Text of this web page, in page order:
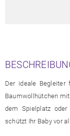
Der ideale
Baumwollhütchen
dem Spielplatz
schützt Ihr Baby vor